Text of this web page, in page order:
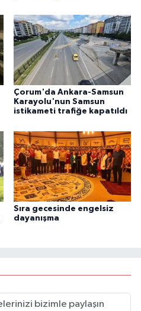
Çorum'da Ankara-Samsun
Karayolu'nun Samsun
istikameti trafiğe kapatıldı
Sıra gecesinde engelsiz
dayanışma